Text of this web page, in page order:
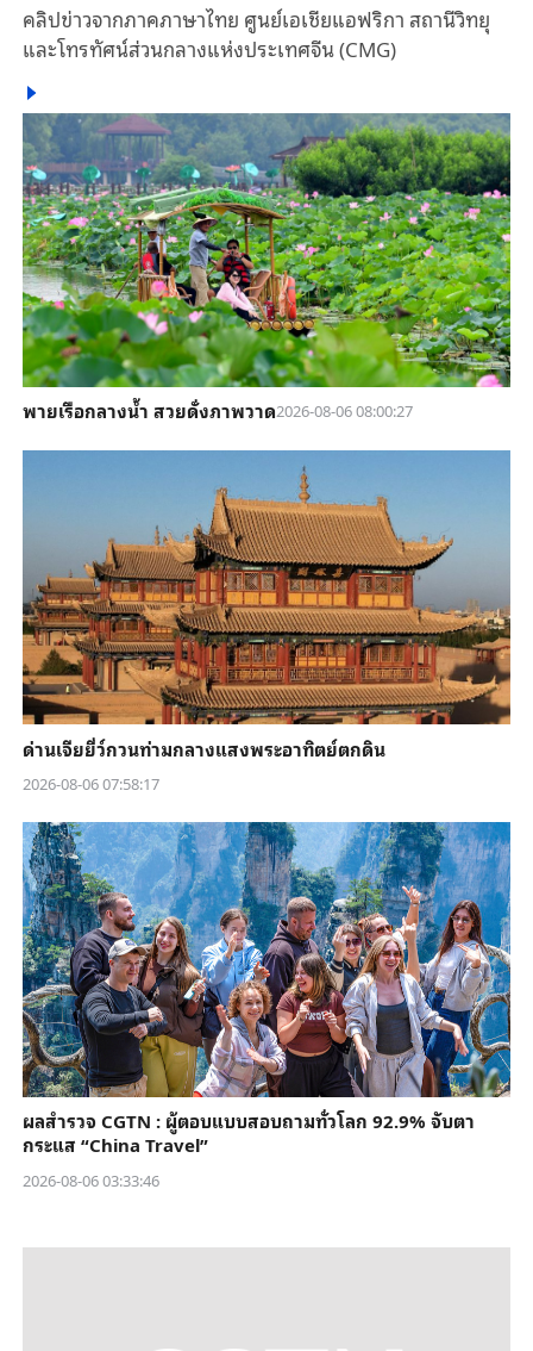
คลิปข่าวจากภาคภาษาไทย ศูนย์เอเชียแอฟริกา สถานีวิทยุ
และโทรทัศน์ส่วนกลางแห่งประเทศจีน (CMG)
พายเรือกลางน้ำ สวยดั่งภาพวาด2026-08-06 08:00:27
ด่านเจียยี่ว์กวนท่ามกลางแสงพระอาทิตย์ตกดิน
2026-08-06 07:58:17
ผลสำรวจ CGTN : ผู้ตอบแบบสอบถามทั่วโลก 92.9% จับตา
กระแส “China Travel”
2026-08-06 03:33:46